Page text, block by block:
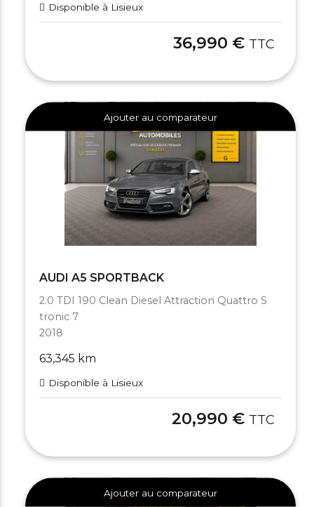
Disponible à Lisieux
36,990 € TTC
Ajouter au comparateur
AUDI A5 SPORTBACK
2.0 TDI 190 Clean Diesel Attraction Quattro S
tronic 7
2018
63,345 km
Disponible à Lisieux
20,990 € TTC
Ajouter au comparateur